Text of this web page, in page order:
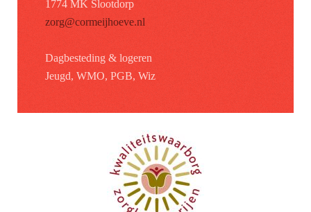
1774 MK Slootdorp
zorg@cormeijhoeve.nl
Dagbesteding & logeren
Jeugd, WMO, PGB, Wiz